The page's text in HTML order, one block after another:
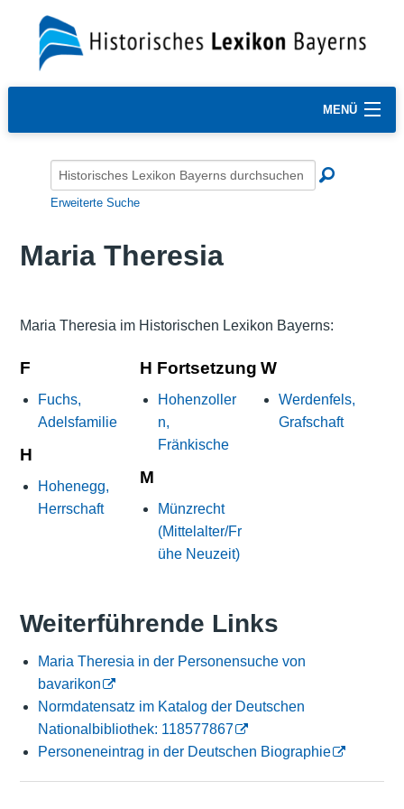
MENÜ
Erweiterte Suche
Maria Theresia
Maria Theresia im Historischen Lexikon Bayerns:
F
Fuchs,
Adelsfamilie
H
Hohenegg,
Herrschaft
H Fortsetzung
Hohenzoller
n,
Fränkische
M
Münzrecht
(Mittelalter/Fr
ühe Neuzeit)
W
Werdenfels,
Grafschaft
Weiterführende Links
Maria Theresia in der Personensuche von
bavarikon
Normdatensatz im Katalog der Deutschen
Nationalbibliothek: 118577867
Personeneintrag in der Deutschen Biographie